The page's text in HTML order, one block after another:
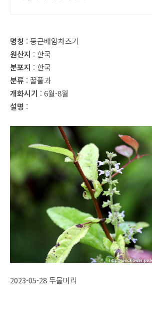
명칭 : 둥근배암차즈기
원산지 : 한국
분포지 : 한국
분류 : 꿀풀과
개화시기 : 6월-8월
설명 :
2023-05-28 두물머리